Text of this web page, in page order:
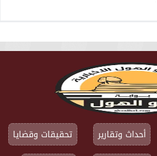
أحداث وتقارير
تحقيقات وقضايا